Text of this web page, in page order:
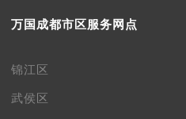
万国成都市区服务网点
锦江区
武侯区